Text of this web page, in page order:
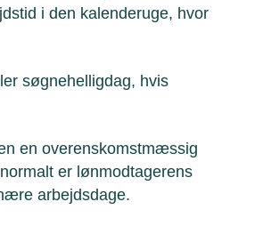
i den kalenderuge, hvor
søgnehelligdag, hvis
en overenskomstmæssig
er lønmodtagerens
arbejdsdage.